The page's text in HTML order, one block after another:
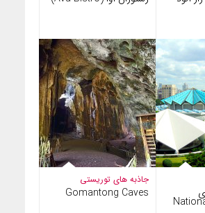
جاذبه های توریستی
Gomantong Caves